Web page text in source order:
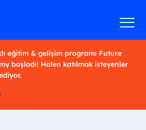
eğitim & gelişim programı Future
başladı! Halen katılmak isteyenler